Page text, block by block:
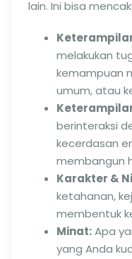
lain. Ini bisa
melakukan
kemampuan
umum, atau
berinteraksi
kecerdasan
membangun
Karakter &
ketahanan,
membentuk
Minat:Apa
yang Anda